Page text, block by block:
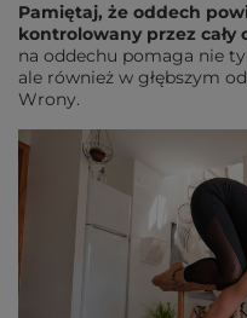
Pamiętaj, że oddech
kontrolowany przez cały
na oddechu pomaga nie
ale również w głębszym
Wrony.